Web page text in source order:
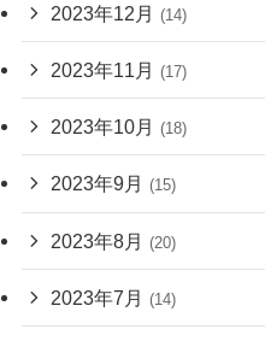
2023年12月 (14)
2023年11月 (17)
2023年10月 (18)
2023年9月 (15)
2023年8月 (20)
2023年7月 (14)